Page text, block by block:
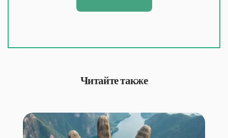
Читайте также